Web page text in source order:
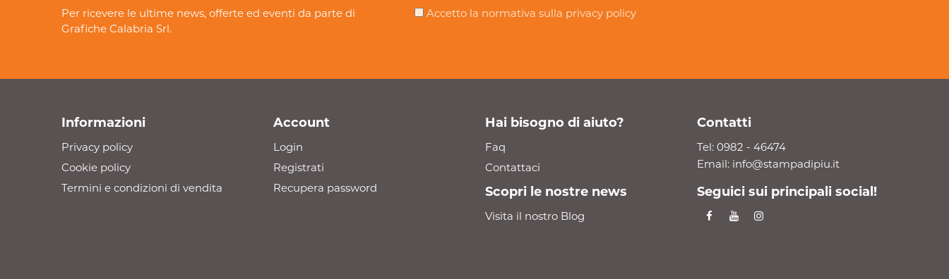
Per ricevere le ultime news, offerte ed eventi da parte di
Grafiche Calabria Srl.
Accetto la normativa sulla privacy policy
Informazioni
Privacy policy
Cookie policy
Termini e condizioni di vendita
Account
Login
Registrati
Recupera password
Hai bisogno di aiuto?
Faq
Contattaci
Scopri le nostre news
Visita il nostro Blog
Contatti
Tel: 0982 - 46474
Email: info@stampadipiu.it
Seguici sui principali social!